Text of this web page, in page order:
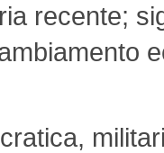
recente;